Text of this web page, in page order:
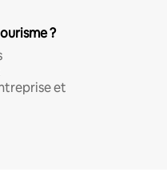
?
et